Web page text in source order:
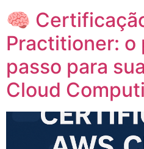
🧠
Practitioner: o
passo para
Cloud